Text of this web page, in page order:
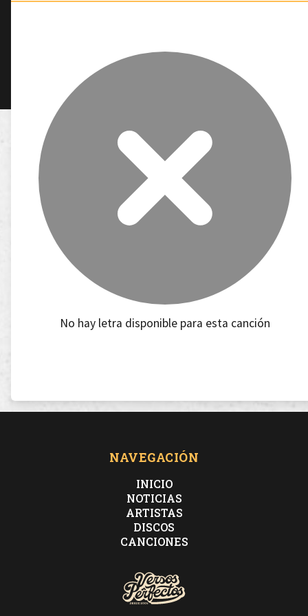
No hay letra disponible para esta canción
NAVEGACIÓN
INICIO
NOTICIAS
ARTISTAS
DISCOS
CANCIONES